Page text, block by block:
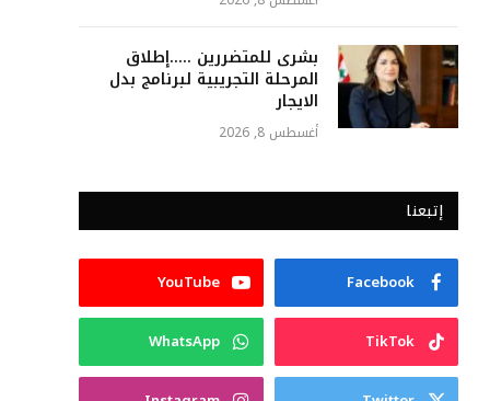
بشرى للمتضررين …..إطلاق
المرحلة التجريبية لبرنامج بدل
الايجار
أغسطس 8, 2026
إتبعنا
Facebook
YouTube
TikTok
WhatsApp